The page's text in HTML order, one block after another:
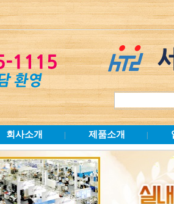
회사소개 제품소개